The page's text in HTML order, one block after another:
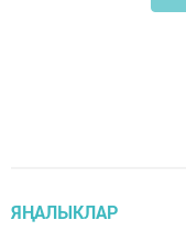
ЯҢАЛЫКЛАР